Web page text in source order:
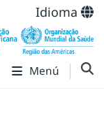
Idioma
Menú